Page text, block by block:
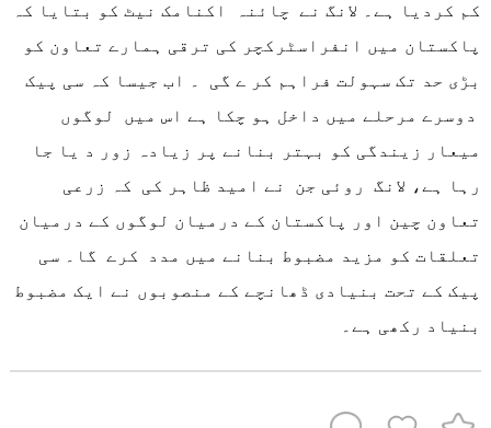
کم کردیا ہے۔ لانگ نے چائنہ اکنامک نیٹ کو بتایا کہ
پاکستان میں انفراسٹرکچر کی ترقی ہمارے تعاون کو
بڑی حد تک سہولت فراہم کر ے گی ۔ اب جیسا کہ سی پیک
دوسرے مرحلے میں داخل ہو چکا ہے اس میں لوگوں
میعار زیندگی کو بہتر بنانے پر زیادہ زور د یا جا
رہا ہے، لانگ روئی جن نے امید ظاہر کی کہ زرعی
تعاون چین اور پاکستان کے درمیان لوگوں کے درمیان
تعلقات کو مزید مضبوط بنانے میں مدد کرے گا۔ سی
پیک کے تحت بنیادی ڈھانچے کے منصوبوں نے ایک مضبوط
بنیاد رکھی ہے۔